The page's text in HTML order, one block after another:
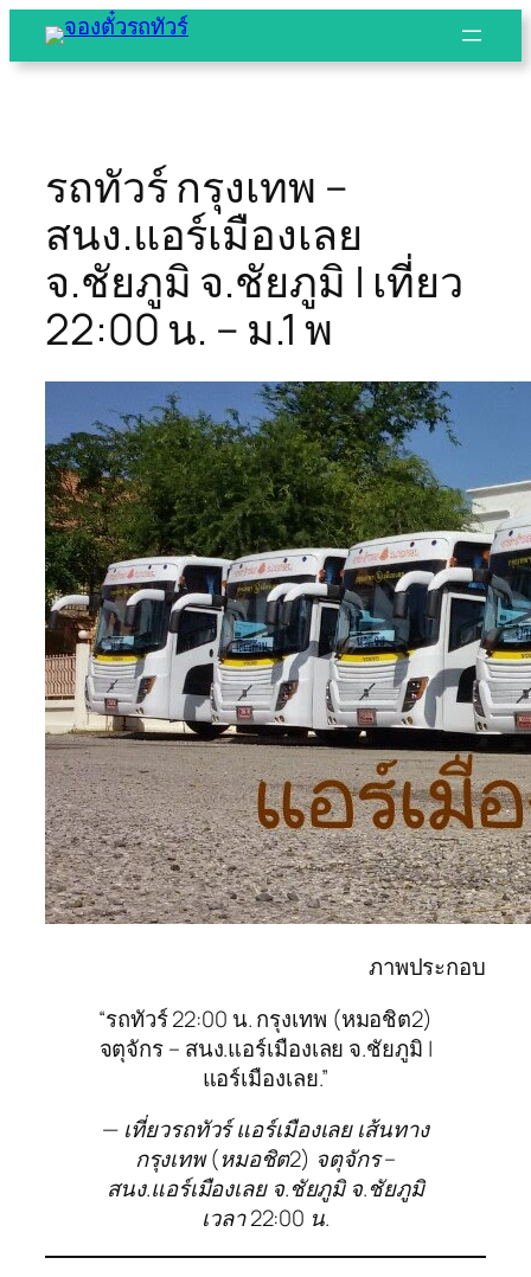
Skip
รถทัวร์ กรุงเทพ –
สนง.แอร์เมืองเลย
จ.ชัยภูมิ จ.ชัยภูมิ | เที่ยว
22:00 น. – ม.1 พ
ภาพประกอบ
“รถทัวร์ 22:00 น. กรุงเทพ (หมอชิต2)
จตุจักร – สนง.แอร์เมืองเลย จ.ชัยภูมิ |
แอร์เมืองเลย.”
— เที่ยวรถทัวร์ แอร์เมืองเลย เส้นทาง
กรุงเทพ (หมอชิต2) จตุจักร –
สนง.แอร์เมืองเลย จ.ชัยภูมิ จ.ชัยภูมิ
เวลา 22:00 น.